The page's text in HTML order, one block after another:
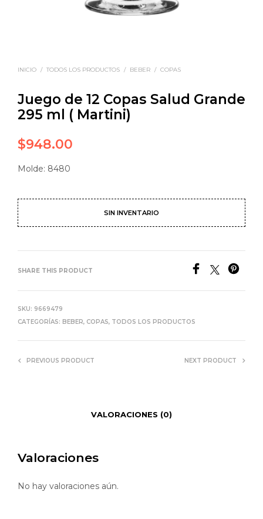
INICIO / TODOS LOS PRODUCTOS / BEBER / COPAS
Juego de 12 Copas Salud Grande
295 ml ( Martini)
$948.00
Molde: 8480
SIN INVENTARIO
SHARE THIS PRODUCT
SKU: 9669479
CATEGORÍAS: BEBER, COPAS, TODOS LOS PRODUCTOS
PREVIOUS PRODUCT NEXT PRODUCT
VALORACIONES (0)
Valoraciones
No hay valoraciones aún.